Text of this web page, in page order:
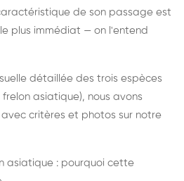
de son passage est
plus immédiat — on l'entend
détaillée des trois espèces
asiatique), nous avons
critères et photos sur notre
asiatique : pourquoi cette